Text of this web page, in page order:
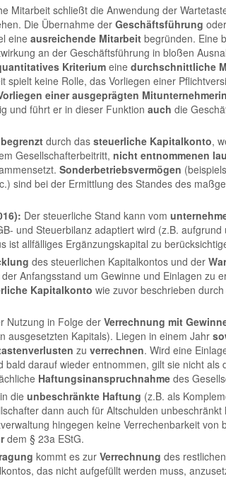
Mitarbeit schließt die Anwendung der
Die Übernahme der Geschäftsführung
eine ausreichende Mitarbeit begründen. Eine
an der Geschäftsführung in bloßen
Kriteriumeine durchschnittliche
keine Rolle, das Vorliegen einer
einer ausgeprägten
und führt er in dieser Funktion auch die
begrenzt durch das steuerliche Kapitalkonto,
Gesellschafterbeitritt, nicht entnommenen
Sonderbetriebsvermögen
sind bei der Ermittlung des Standes des
Der steuerliche Stand kann vom
und Steuerbilanz adaptiert wird (z.B.
ist allfälliges Ergänzungskapital zu
des steuerlichen Kapitalkontos und der
Anfangsstand um Gewinne und Einlagen zu
Kapitalkonto wie zuvor beschrieben
Nutzung in Folge der Verrechnung mit
ausgesetzten Kapitals). Liegen in einem Jahr
zu verrechnen. Wird eine
darauf wieder entnommen, gilt sie nicht
Haftungsinanspruchnahme des
die unbeschränkte Haftung (z.B. als
dann auch für Altschulden
hingegen keine Verrechenbarkeit
dem § 23a EStG.
kommt es zur Verrechnung des
das nicht aufgefüllt werden muss,